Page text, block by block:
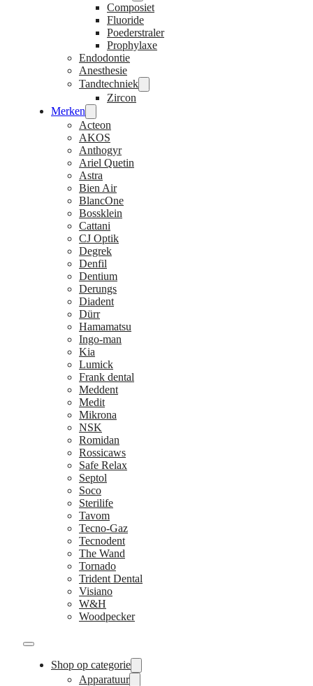
Composiet
Fluoride
Poederstraler
Prophylaxe
Endodontie
Anesthesie
Tandtechniek
Zircon
Merken
Acteon
AKOS
Anthogyr
Ariel Quetin
Astra
Bien Air
BlancOne
Bossklein
Cattani
CJ Optik
Degrek
Denfil
Dentium
Derungs
Diadent
Dürr
Hamamatsu
Ingo-man
Kia
Lumick
Frank dental
Meddent
Medit
Mikrona
NSK
Romidan
Rossicaws
Safe Relax
Septol
Soco
Sterilife
Tavom
Tecno-Gaz
Tecnodent
The Wand
Tornado
Trident Dental
Visiano
W&H
Woodpecker
Shop op categorie
Apparatuur